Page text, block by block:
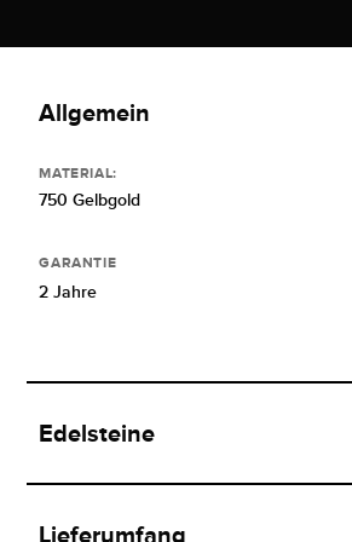
Allgemein
MATERIAL:
750 Gelbgold
GARANTIE
2 Jahre
Edelsteine
Lieferumfang